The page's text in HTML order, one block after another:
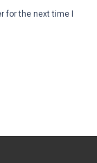
for the next time I